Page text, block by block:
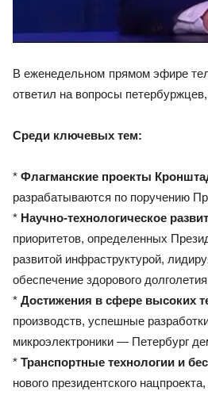
В еженедельном прямом эфире
ответил на вопросы
Среди ключевых тем:
* Флагманские проекты
разрабатываются по поручению
* Научно-технологическое
приоритетов, определенных
развитой инфраструктурой,
обеспечение здорового
* Достижения в сфере высоких
производств, успешные
микроэлектроники — Петербург
* Транспортные технологии и
нового президентского